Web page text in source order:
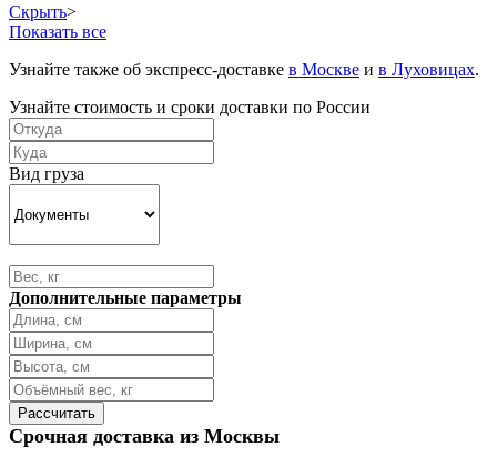
Скрыть>
Показать все
Узнайте также об экспресс-доставке в Москве и в Луховицах.
Узнайте стоимость и сроки доставки по России
Вид груза
Дополнительные параметры
Срочная доставка из Москвы